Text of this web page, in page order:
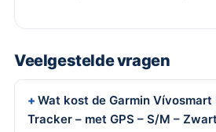
Veelgestelde vragen
Wat kost de Garmin
Tracker – met GPS – S/M –